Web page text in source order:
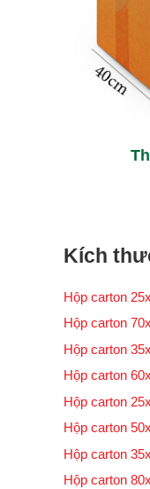
Kích
Hộp carton
Hộp carton
Hộp carton
Hộp carton
Hộp carton
Hộp carton
Hộp carton
Hộp carton